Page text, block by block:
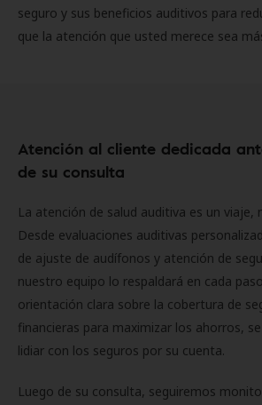
seguro y sus beneficios auditivos para
que la atención que usted merece sea
Atención al cliente dedicada
de su consulta
La atención de salud auditiva es un viaje,
Desde evaluaciones auditivas
de ajuste de audífonos y atención de
nuestro equipo lo respaldará en cada
orientación clara sobre la cobertura de
financieras para maximizar los ahorros,
lidiar con los seguros por su cuenta.
Luego de su consulta, seguiremos